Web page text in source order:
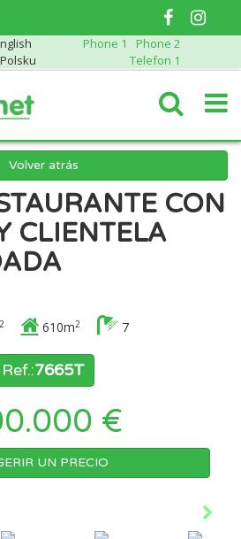
Phone 1
Phone 2
Telefon 1
Volver atrás
CON
CLIENTELA
2 610m2 7
Ref.:7665T
€
UN PRECIO